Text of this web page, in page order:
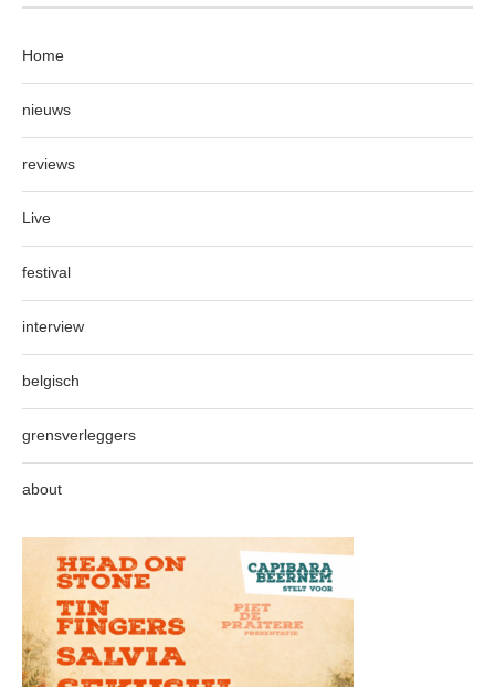
Home
nieuws
reviews
Live
festival
interview
belgisch
grensverleggers
about